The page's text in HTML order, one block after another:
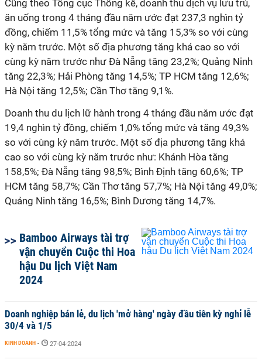
Cũng theo Tổng cục Thống kê, doanh thu dịch vụ lưu trú,
ăn uống trong 4 tháng đầu năm ước đạt 237,3 nghìn tỷ
đồng, chiếm 11,5% tổng mức và tăng 15,3% so với cùng
kỳ năm trước. Một số địa phương tăng khá cao so với
cùng kỳ năm trước như Đà Nẵng tăng 23,2%; Quảng Ninh
tăng 22,3%; Hải Phòng tăng 14,5%; TP HCM tăng 12,6%;
Hà Nội tăng 12,5%; Cần Thơ tăng 9,1%.
Doanh thu du lịch lữ hành trong 4 tháng đầu năm ước đạt
19,4 nghìn tỷ đồng, chiếm 1,0% tổng mức và tăng 49,3%
so với cùng kỳ năm trước. Một số địa phương tăng khá
cao so với cùng kỳ năm trước như: Khánh Hòa tăng
158,5%; Đà Nẵng tăng 98,5%; Bình Định tăng 60,6%; TP
HCM tăng 58,7%; Cần Thơ tăng 57,7%; Hà Nội tăng 49,0%;
Quảng Ninh tăng 16,5%; Bình Dương tăng 14,7%.
Bamboo Airways tài trợ
vận chuyển Cuộc thi Hoa
hậu Du lịch Việt Nam
2024
Doanh nghiệp bán lẻ, du lịch 'mở hàng' ngày đầu tiên kỳ nghỉ lễ
30/4 và 1/5
KINH DOANH - 27-04-2024